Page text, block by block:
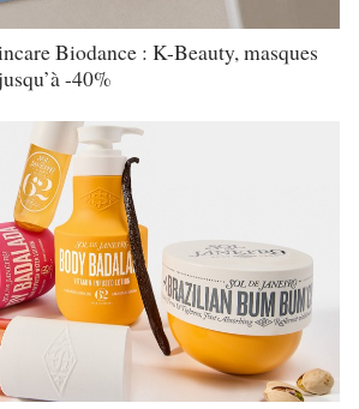
Biodance : K-Beauty, masques
-40%